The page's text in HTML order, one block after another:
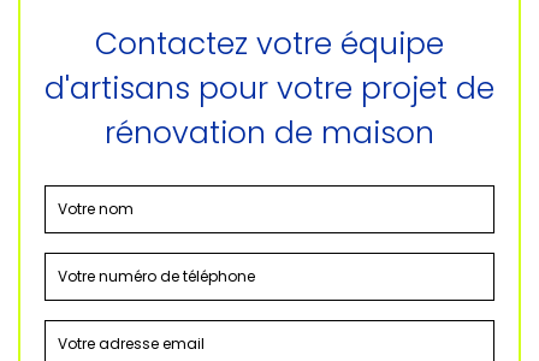
Contactez votre équipe
d'artisans pour votre projet de
rénovation de maison